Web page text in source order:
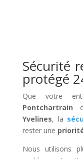
Sécurité
protégé
Que votre
Pontchartrain
Yvelines, la
rester une
Nous utilisons